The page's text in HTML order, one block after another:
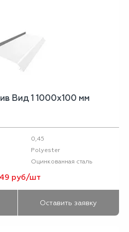
Вид 1 1000х100 мм
0,45
Polyester
Оцинкованная сталь
руб/шт
Оставить заявку